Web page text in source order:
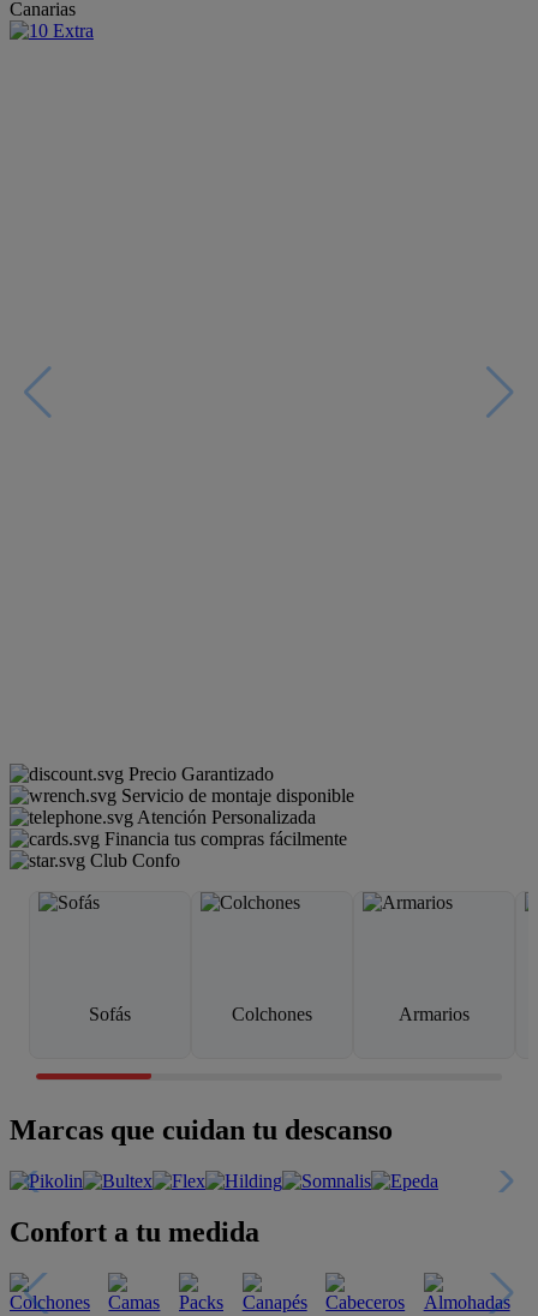
Canarias
Precio Garantizado
Servicio de montaje disponible
Atención Personalizada
Financia tus compras fácilmente
Club Confo
Sofás Colchones Armarios
Marcas que cuidan tu descanso
Confort a tu medida